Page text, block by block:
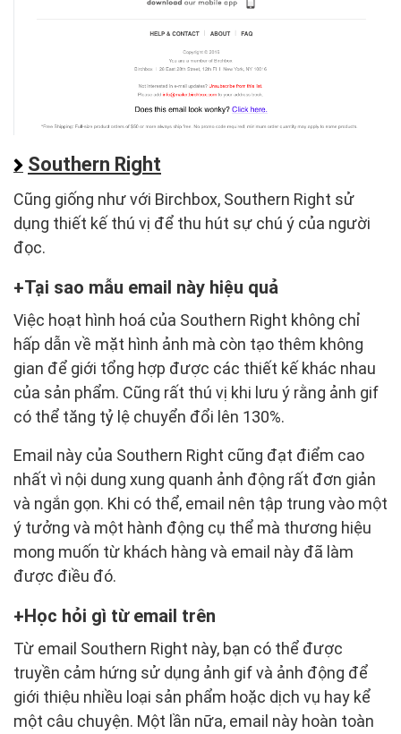
Southern Right
Cũng giống như với Birchbox, Southern Right sử
dụng thiết kế thú vị để thu hút sự chú ý của người
đọc.
Tại sao mẫu email này hiệu quả
Việc hoạt hình hoá của Southern Right không chỉ
hấp dẫn về mặt hình ảnh mà còn tạo thêm không
gian để giới tổng hợp được các thiết kế khác nhau
của sản phẩm. Cũng rất thú vị khi lưu ý rằng ảnh gif
có thể tăng tỷ lệ chuyển đổi lên 130%.
Email này của Southern Right cũng đạt điểm cao
nhất vì nội dung xung quanh ảnh động rất đơn giản
và ngắn gọn. Khi có thể, email nên tập trung vào một
ý tưởng và một hành động cụ thể mà thương hiệu
mong muốn từ khách hàng và email này đã làm
được điều đó.
Học hỏi gì từ email trên
Từ email Southern Right này, bạn có thể được
truyền cảm hứng sử dụng ảnh gif và ảnh động để
giới thiệu nhiều loại sản phẩm hoặc dịch vụ hay kể
một câu chuyện. Một lần nữa, email này hoàn toàn